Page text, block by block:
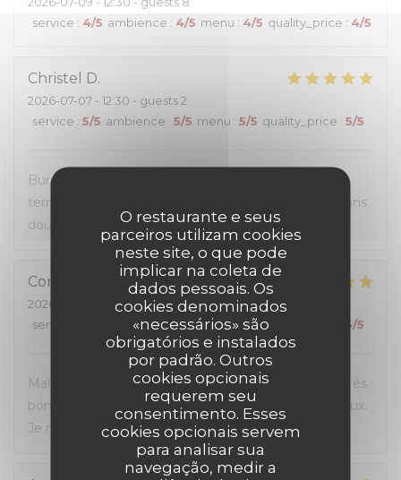
O restaurante e seus
parceiros utilizam cookies
neste site, o que pode
implicar na coleta de
dados pessoais. Os
cookies denominados
«necessários» são
obrigatórios e instalados
por padrão. Outros
cookies opcionais
requerem seu
consentimento. Esses
cookies opcionais servem
para analisar sua
navegação, medir a
service : 4/5 ambience : 4/5 menu : 4/5 quality_price : 4/5
Christel D
2026-07-07 - 12:30 - guests 2
service : 5/5 ambience : 5/5 menu : 5/5 quality_price : 5/5
Burgers très généreux, personnel sympathique et
terrasse super agréable. Une première visite mais sans
doute pas la dernière.
Corinne
2026-07-04
- 20:00 - guests 3
service
ambience:5/5 menu: 5/5 quality_price 5/5
Malgré l'affluence, personnel sympa et à l'écoute. Très
bon rapport qualité-prix, les hamburgers sont délicieux.
Je recommande.